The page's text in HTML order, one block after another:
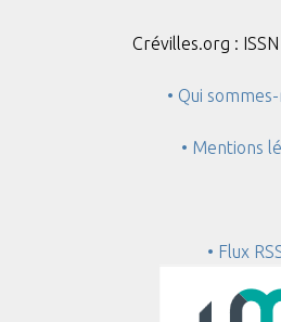
Crévilles.org :
• Qui
• Mentions
• Flux